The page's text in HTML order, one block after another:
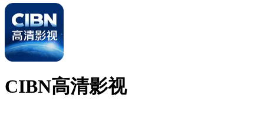
CIBN高清影视